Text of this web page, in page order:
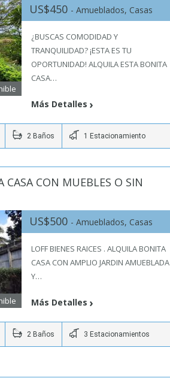
US$450 - Amueblados, Casas
¿BUSCAS COMODIDAD Y
TRANQUILIDAD? ¡ESTA ES TU
OPORTUNIDAD! ALQUILA ESTA BONITA
CASA…
Más Detalles
2 Baños 1 Estacionamiento
CASA CON MUEBLES O SIN
US$500 - Amueblados, Casas
LOFF BIENES RAICES . ALQUILA BONITA
CASA CON AMPLIO JARDIN AMUEBLADA
Y…
Más Detalles
2 Baños 3 Estacionamientos